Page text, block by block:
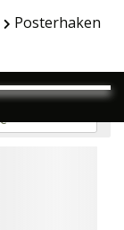
Posterhaken